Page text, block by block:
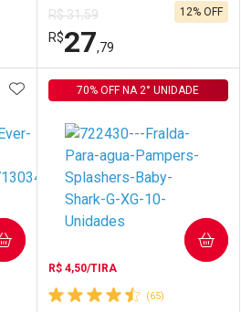
Comprar sem Desconto
Por R$ 114,99/cada
Comprar sem Desconto
Por R$ 114,99/cada
FECHAR
FECHAR
R$ 31,59
R$27,79
12% OFF
Laboratório
Por Menos
ADICIONAR AOS FAVORITOS
(65)
R$ 4,50/TIRA
70% OFF NA 2° UNIDADE
COMPRAR